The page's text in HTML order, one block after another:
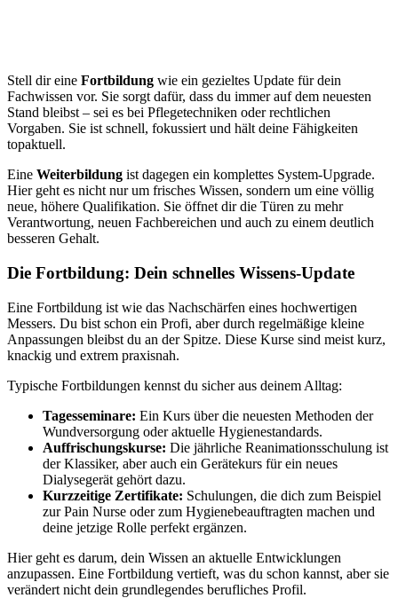
Stell dir eine Fortbildung wie ein gezieltes Update für dein
Fachwissen vor. Sie sorgt dafür, dass du immer auf dem neuesten
Stand bleibst – sei es bei Pflegetechniken oder rechtlichen
Vorgaben. Sie ist schnell, fokussiert und hält deine Fähigkeiten
topaktuell.
Eine Weiterbildung ist dagegen ein komplettes System-Upgrade.
Hier geht es nicht nur um frisches Wissen, sondern um eine völlig
neue, höhere Qualifikation. Sie öffnet dir die Türen zu mehr
Verantwortung, neuen Fachbereichen und auch zu einem deutlich
besseren Gehalt.
Die Fortbildung: Dein schnelles Wissens-Update
Eine Fortbildung ist wie das Nachschärfen eines hochwertigen
Messers. Du bist schon ein Profi, aber durch regelmäßige kleine
Anpassungen bleibst du an der Spitze. Diese Kurse sind meist kurz,
knackig und extrem praxisnah.
Typische Fortbildungen kennst du sicher aus deinem Alltag:
Tagesseminare: Ein Kurs über die neuesten Methoden der
Wundversorgung oder aktuelle Hygienestandards.
Auffrischungskurse: Die jährliche Reanimationsschulung ist
der Klassiker, aber auch ein Gerätekurs für ein neues
Dialysegerät gehört dazu.
Kurzzeitige Zertifikate: Schulungen, die dich zum Beispiel
zur Pain Nurse oder zum Hygienebeauftragten machen und
deine jetzige Rolle perfekt ergänzen.
Hier geht es darum, dein Wissen an aktuelle Entwicklungen
anzupassen. Eine Fortbildung vertieft, was du schon kannst, aber sie
verändert nicht dein grundlegendes berufliches Profil.